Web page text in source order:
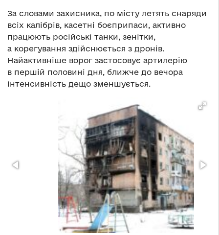
За словами захисника, по місту летять снаряди
всіх калібрів, касетні боєприпаси, активно
працюють російські танки, зенітки,
а корегування здійснюється з дронів.
Найактивніше ворог застосовує артилерію
в першій половині дня, ближче до вечора
інтенсивність дещо зменшується.